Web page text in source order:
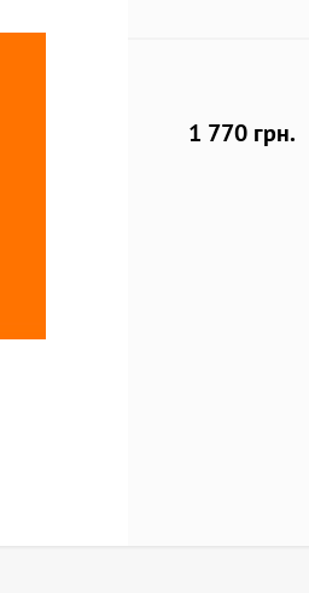
1 770 грн.